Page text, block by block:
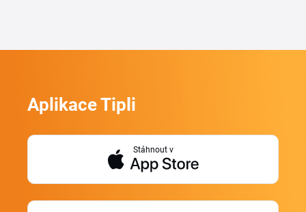
Aplikace Tipli
Stáhnout v